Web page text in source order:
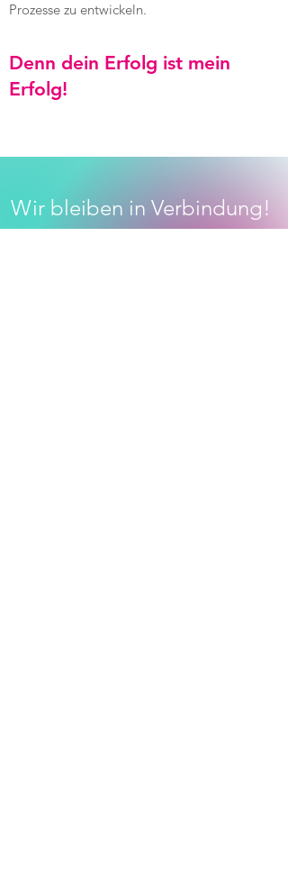
Prozesse zu entwickeln.
Denn dein Erfolg ist mein
Erfolg!
Wir bleiben in Verbindung!